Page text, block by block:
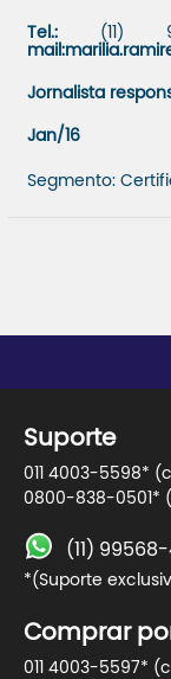
Tel.:(11)
mail:
Jornalista
Jan/16
Segmento:
Suporte
011 4003-5598*
0800-838-0501*
(11)
*(Suporte
Comprar
011 4003-5597*